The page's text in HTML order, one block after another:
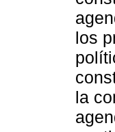
los
la